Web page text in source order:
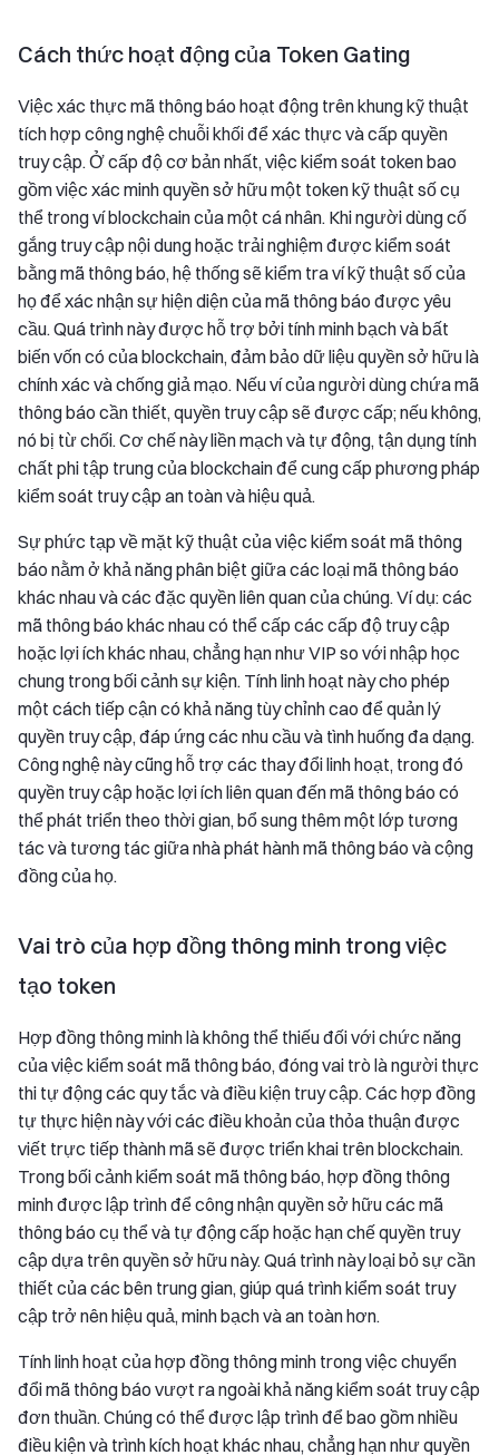
Cách thức hoạt động của Token Gating
Việc xác thực mã thông báo hoạt động trên khung kỹ thuật
tích hợp công nghệ chuỗi khối để xác thực và cấp quyền
truy cập. Ở cấp độ cơ bản nhất, việc kiểm soát token bao
gồm việc xác minh quyền sở hữu một token kỹ thuật số cụ
thể trong ví blockchain của một cá nhân. Khi người dùng cố
gắng truy cập nội dung hoặc trải nghiệm được kiểm soát
bằng mã thông báo, hệ thống sẽ kiểm tra ví kỹ thuật số của
họ để xác nhận sự hiện diện của mã thông báo được yêu
cầu. Quá trình này được hỗ trợ bởi tính minh bạch và bất
biến vốn có của blockchain, đảm bảo dữ liệu quyền sở hữu là
chính xác và chống giả mạo. Nếu ví của người dùng chứa mã
thông báo cần thiết, quyền truy cập sẽ được cấp; nếu không,
nó bị từ chối. Cơ chế này liền mạch và tự động, tận dụng tính
chất phi tập trung của blockchain để cung cấp phương pháp
kiểm soát truy cập an toàn và hiệu quả.
Sự phức tạp về mặt kỹ thuật của việc kiểm soát mã thông
báo nằm ở khả năng phân biệt giữa các loại mã thông báo
khác nhau và các đặc quyền liên quan của chúng. Ví dụ: các
mã thông báo khác nhau có thể cấp các cấp độ truy cập
hoặc lợi ích khác nhau, chẳng hạn như VIP so với nhập học
chung trong bối cảnh sự kiện. Tính linh hoạt này cho phép
một cách tiếp cận có khả năng tùy chỉnh cao để quản lý
quyền truy cập, đáp ứng các nhu cầu và tình huống đa dạng.
Công nghệ này cũng hỗ trợ các thay đổi linh hoạt, trong đó
quyền truy cập hoặc lợi ích liên quan đến mã thông báo có
thể phát triển theo thời gian, bổ sung thêm một lớp tương
tác và tương tác giữa nhà phát hành mã thông báo và cộng
đồng của họ.
Vai trò của hợp đồng thông minh trong việc
tạo token
Hợp đồng thông minh là không thể thiếu đối với chức năng
của việc kiểm soát mã thông báo, đóng vai trò là người thực
thi tự động các quy tắc và điều kiện truy cập. Các hợp đồng
tự thực hiện này với các điều khoản của thỏa thuận được
viết trực tiếp thành mã sẽ được triển khai trên blockchain.
Trong bối cảnh kiểm soát mã thông báo, hợp đồng thông
minh được lập trình để công nhận quyền sở hữu các mã
thông báo cụ thể và tự động cấp hoặc hạn chế quyền truy
cập dựa trên quyền sở hữu này. Quá trình này loại bỏ sự cần
thiết của các bên trung gian, giúp quá trình kiểm soát truy
cập trở nên hiệu quả, minh bạch và an toàn hơn.
Tính linh hoạt của hợp đồng thông minh trong việc chuyển
đổi mã thông báo vượt ra ngoài khả năng kiểm soát truy cập
đơn thuần. Chúng có thể được lập trình để bao gồm nhiều
điều kiện và trình kích hoạt khác nhau, chẳng hạn như quyền